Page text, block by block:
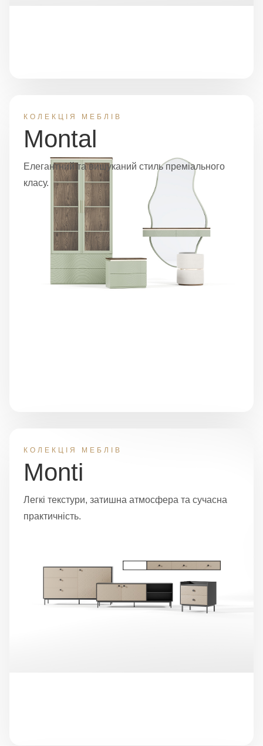
КОЛЕКЦІЯ МЕБЛІВ
Montal
Елегантний та вишуканий стиль преміального
класу.
КОЛЕКЦІЯ МЕБЛІВ
Monti
Легкі текстури, затишна атмосфера та сучасна
практичність.